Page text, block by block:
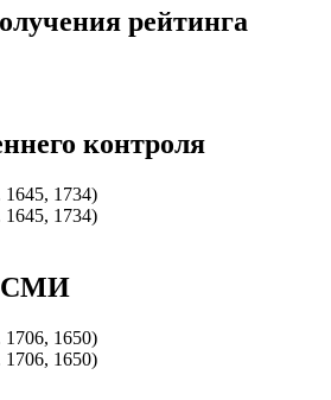
рейтинга
контроля
1645, 1734)
1645, 1734)
СМИ
1706, 1650)
1706, 1650)